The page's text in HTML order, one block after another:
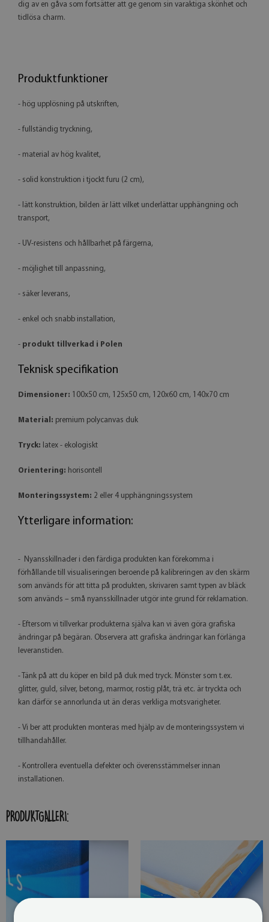
dig av en gåva som fortsätter att ge genom sin varaktiga skönhet och
tidlösa charm.
Produktfunktioner
- hög upplösning på utskriften,
- fullständig tryckning,
- material av hög kvalitet,
- solid konstruktion i tjockt furu (2 cm),
- lätt konstruktion, bilden är lätt vilket underlättar upphängning och
transport,
- UV-resistens och hållbarhet på färgerna,
- möjlighet till anpassning,
- säker leverans,
- enkel och snabb installation,
- produkt tillverkad i Polen
Teknisk specifikation
Dimensioner: 100x50 cm, 125x50 cm, 120x60 cm, 140x70 cm
Material: premium polycanvas duk
Tryck: latex - ekologiskt
Orientering: horisontell
Monteringssystem: 2 eller 4 upphängningssystem
Ytterligare information:
- Nyansskillnader i den färdiga produkten kan förekomma i
förhållande till visualiseringen beroende på kalibreringen av den skärm
som används för att titta på produkten, skrivaren samt typen av bläck
som används – små nyansskillnader utgör inte grund för reklamation.
- Eftersom vi tillverkar produkterna själva kan vi även göra grafiska
ändringar på begäran. Observera att grafiska ändringar kan förlänga
leveranstiden.
- Tänk på att du köper en bild på duk med tryck. Mönster som t.ex.
glitter, guld, silver, betong, marmor, rostig plåt, trä etc. är tryckta och
kan därför se annorlunda ut än deras verkliga motsvarigheter.
- Vi ber att produkten monteras med hjälp av de monteringssystem vi
tillhandahåller.
- Kontrollera eventuella defekter och överensstämmelser innan
installationen.
PRODUKTGALLERI: